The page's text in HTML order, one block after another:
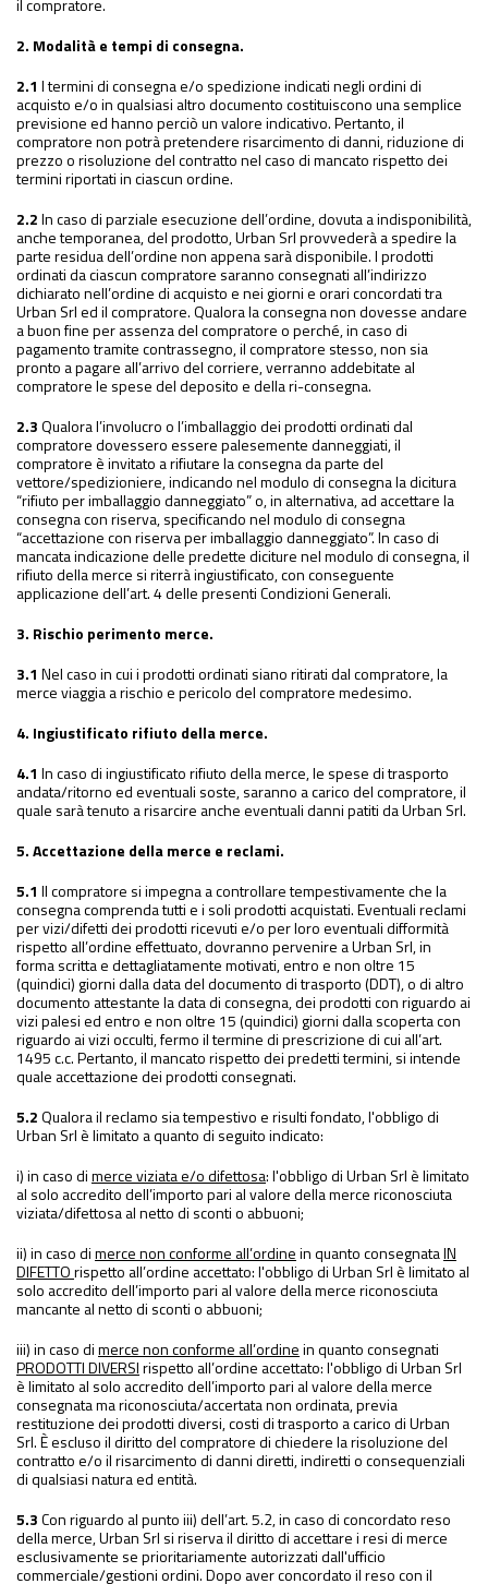
il compratore.
2. Modalità e tempi di consegna.
2.1 I termini di consegna e/o spedizione indicati negli ordini di
acquisto e/o in qualsiasi altro documento costituiscono una semplice
previsione ed hanno perciò un valore indicativo. Pertanto, il
compratore non potrà pretendere risarcimento di danni, riduzione di
prezzo o risoluzione del contratto nel caso di mancato rispetto dei
termini riportati in ciascun ordine.
2.2In caso di parziale esecuzione dell’ordine, dovuta a indisponibilità,
anche temporanea, del prodotto, Urban Srl provvederà a spedire la
parte residua dell’ordine non appena sarà disponibile. I prodotti
ordinati da ciascun compratore saranno consegnati all’indirizzo
dichiarato nell’ordine di acquisto e nei giorni e orari concordati tra
Urban Srl ed il compratore. Qualora la consegna non dovesse andare
a buon fine per assenza del compratore o perché, in caso di
pagamento tramite contrassegno, il compratore stesso, non sia
pronto a pagare all’arrivo del corriere, verranno addebitate al
compratore le spese del deposito e della ri-consegna.
2.3Qualora l’involucro o l’imballaggio dei prodotti ordinati dal
compratore dovessero essere palesemente danneggiati, il
compratore è invitato a rifiutare la consegna da parte del
vettore/spedizioniere, indicando nel modulo di consegna la dicitura
“rifiuto per imballaggio danneggiato” o, in alternativa, ad accettare la
consegna con riserva, specificando nel modulo di consegna
“accettazione con riserva per imballaggio danneggiato”. In caso di
mancata indicazione delle predette diciture nel modulo di consegna, il
rifiuto della merce si riterrà ingiustificato, con conseguente
applicazione dell’art. 4 delle presenti Condizioni Generali.
3. Rischio perimento merce.
3.1 Nel caso in cui i prodotti ordinati siano ritirati dal compratore, la
merce viaggia a rischio e pericolo del compratore medesimo.
4. Ingiustificato rifiuto della merce.
4.1 In caso di ingiustificato rifiuto della merce, le spese di trasporto
andata/ritorno ed eventuali soste, saranno a carico del compratore, il
quale sarà tenuto a risarcire anche eventuali danni patiti da Urban Srl.
5. Accettazione della merce e reclami.
5.1 Il compratore si impegna a controllare tempestivamente che la
consegna comprenda tutti e i soli prodotti acquistati. Eventuali reclami
per vizi/difetti dei prodotti ricevuti e/o per loro eventuali difformità
rispetto all’ordine effettuato, dovranno pervenire a Urban Srl, in
forma scritta e dettagliatamente motivati, entro e non oltre 15
(quindici) giorni dalla data del documento di trasporto (DDT), o di altro
documento attestante la data di consegna, dei prodotti con riguardo ai
vizi palesi ed entro e non oltre 15 (quindici) giorni dalla scoperta con
riguardo ai vizi occulti, fermo il termine di prescrizione di cui all’art.
1495 c.c. Pertanto, il mancato rispetto dei predetti termini, si intende
quale accettazione dei prodotti consegnati.
5.2Qualora il reclamo sia tempestivo e risulti fondato, l'obbligo di
Urban Srl è limitato a quanto di seguito indicato:
i) in caso dimerce viziata e/o difettosa: l'obbligo di Urban Srl è limitato
al solo accredito dell’importo pari al valore della merce riconosciuta
viziata/difettosa al netto di sconti o abbuoni;
ii) in caso dimerce non conforme all’ordinein quanto consegnataIN
DIFETTOrispetto all’ordine accettato: l'obbligo di Urban Srl è limitato al
solo accredito dell’importo pari al valore della merce riconosciuta
mancante al netto di sconti o abbuoni;
iii) in caso dimerce non conforme all’ordinein quanto consegnati
PRODOTTI DIVERSIrispetto all’ordine accettato: l'obbligo di Urban Srl
è limitato al solo accredito dell’importo pari al valore della merce
consegnata ma riconosciuta/accertata non ordinata, previa
restituzione dei prodotti diversi, costi di trasporto a carico di Urban
Srl. È escluso il diritto del compratore di chiedere la risoluzione del
contratto e/o il risarcimento di danni diretti, indiretti o consequenziali
di qualsiasi natura ed entità.
5.3Con riguardo al punto iii) dell’art. 5.2, in caso di concordato reso
della merce, Urban Srl si riserva il diritto di accettare i resi di merce
esclusivamente se prioritariamente autorizzati dall'ufficio
commerciale/gestioni ordini. Dopo aver concordato il reso con il